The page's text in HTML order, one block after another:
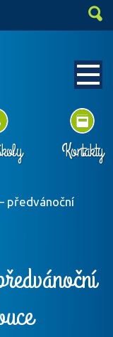
Kontakty
předvánoční